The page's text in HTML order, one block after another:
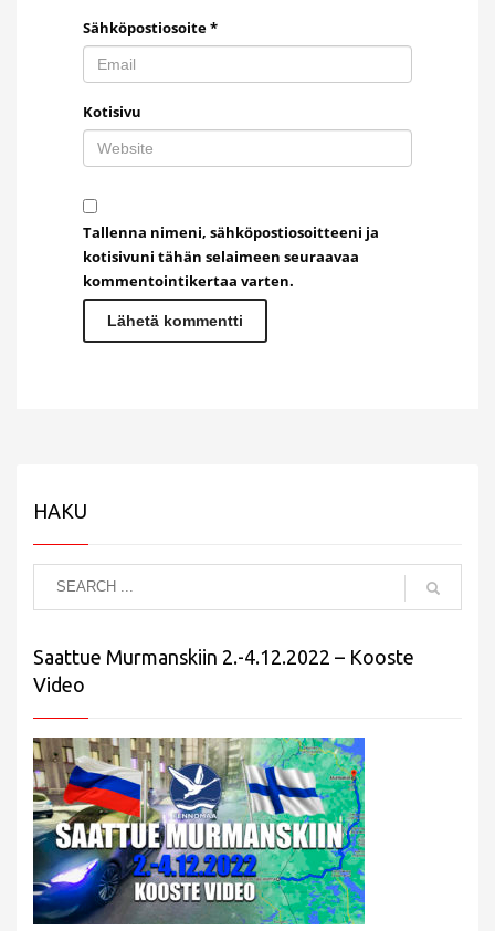
Sähköpostiosoite*
Kotisivu
Tallenna nimeni, sähköpostiosoitteeni ja
kotisivuni tähän selaimeen seuraavaa
kommentointikertaa varten.
HAKU
Saattue Murmanskiin 2.-4.12.2022 – Kooste
Video